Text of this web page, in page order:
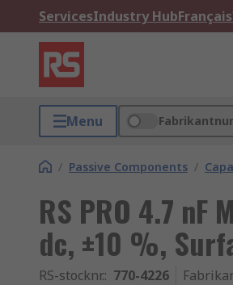
ServicesIndustry Hub
Menu
/ Passive Components /
RS PRO 4.7 nF
dc, ±10 %,
RS-stocknr.: 770-4226